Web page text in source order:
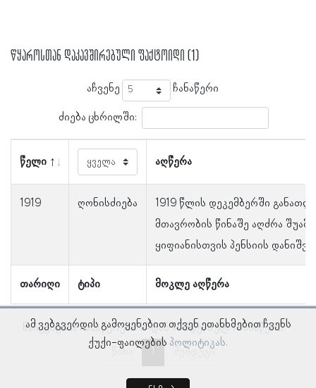
წყაროსთან დაკავშირებული ფაქტოიდი (1)
აჩვენე ჩანაწერი
ძიება ცხრილში:
წელი აღწერა
თარიღი ტიპი მოკლე აღწერა
1919 ღონისძიება
1919 წლის დეკემბერში
მთავრობის წინაშე აღძრა
ყიფიანისთვის პენსიის
ნაჩვენებია ჩანაწერები 1–დან 1–მდე, სულ 1 ჩანაწერი
წინა
შემდეგი
ამ ვებგვერდის გამოყენებით თქვენ ეთანხმებით ჩვენს
ქუქი-ფაილების პოლიტიკას.